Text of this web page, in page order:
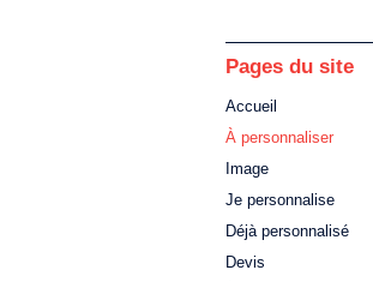
Pages du site
Accueil
À personnaliser
Image
Je personnalise
Déjà personnalisé
Devis